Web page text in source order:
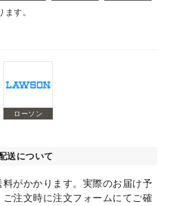
す。
ローソン
送について
がかかります。実際のお届け予
注文時に注文フォームにてご確